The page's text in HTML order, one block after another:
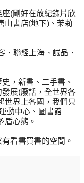
(剛好在放紀錄片欣
山書店(地下)、茉莉
、聯經上海、誠品、
，新書、二手書、
展(廢話，全世界各
世界上各國，我們只
動中心、圖書館
盾心態。
看書買書的空間。